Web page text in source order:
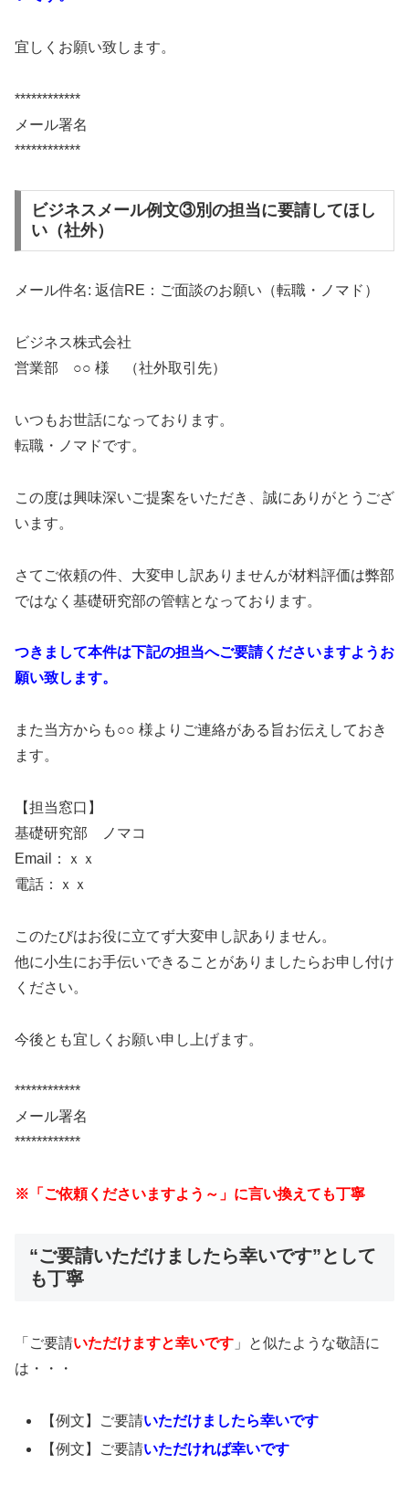
宜しくお願い致します。
************
メール署名
************
ビジネスメール例文③別の担当に要請してほし
い（社外）
メール件名: 返信RE：ご面談のお願い（転職・ノマド）
ビジネス株式会社
営業部 ○○ 様 （社外取引先）
いつもお世話になっております。
転職・ノマドです。
この度は興味深いご提案をいただき、誠にありがとうござ
います。
さてご依頼の件、大変申し訳ありませんが材料評価は弊部
ではなく基礎研究部の管轄となっております。
つきまして本件は下記の担当へご要請くださいますようお
願い致します。
また当方からも○○ 様よりご連絡がある旨お伝えしておき
ます。
【担当窓口】
基礎研究部 ノマコ
Email：ｘｘ
電話：ｘｘ
このたびはお役に立てず大変申し訳ありません。
他に小生にお手伝いできることがありましたらお申し付け
ください。
今後とも宜しくお願い申し上げます。
************
メール署名
************
※「ご依頼くださいますよう～」に言い換えても丁寧
“ご要請いただけましたら幸いです”として
も丁寧
「ご要請いただけますと幸いです 」と似たような敬語に
は・・・
【例文】ご要請いただけましたら幸いです
【例文】ご要請いただければ幸いです